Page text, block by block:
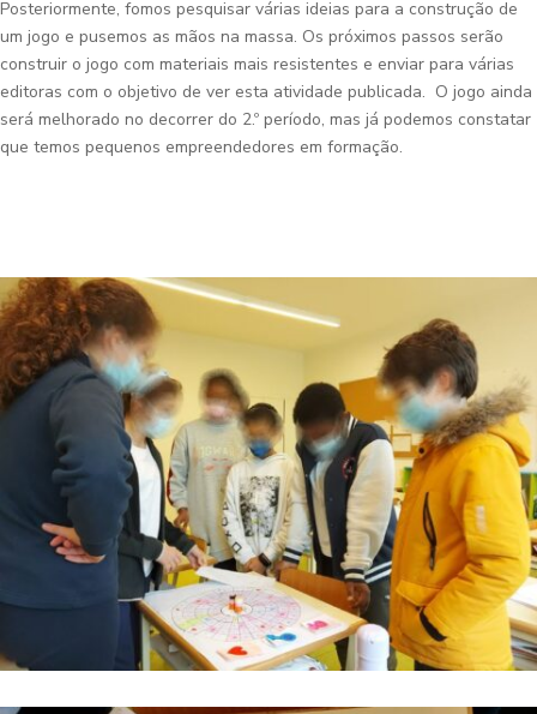
Posteriormente, fomos pesquisar várias ideias para a construção de
um jogo e pusemos as mãos na massa. Os próximos passos serão
construir o jogo com materiais mais resistentes e enviar para várias
editoras com o objetivo de ver esta atividade publicada. O jogo ainda
será melhorado no decorrer do 2.º período, mas já podemos constatar
que temos pequenos empreendedores em formação.